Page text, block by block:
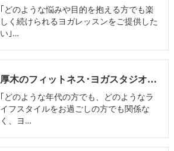
｢どのような悩みや目的を抱える方でも楽
しく続けられるヨガレッスンをご提供した
い｣…
厚木のフィットネス･ヨガスタジオアルモニの評判
｢どのような年代の方でも、どのようなラ
イフスタイルをお過ごしの方でも関係な
く、ヨ…